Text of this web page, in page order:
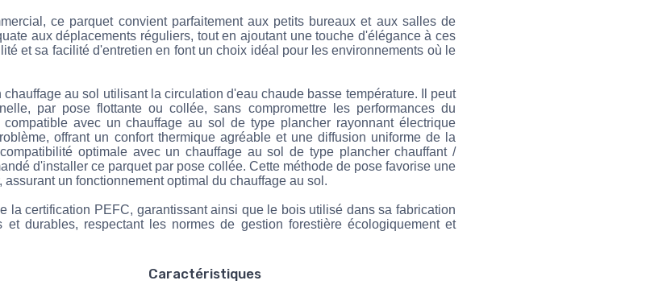
ce parquet convient parfaitement aux petits bureaux et aux salles de
aux déplacements réguliers, tout en ajoutant une touche d'élégance à ces
et sa facilité d'entretien en font un choix idéal pour les environnements où le
au sol utilisant la circulation d'eau chaude basse température. Il peut
par pose flottante ou collée, sans compromettre les performances du
avec un chauffage au sol de type plancher rayonnant électrique
offrant un confort thermique agréable et une diffusion uniforme de la
optimale avec un chauffage au sol de type plancher chauffant /
d'installer ce parquet par pose collée. Cette méthode de pose favorise une
un fonctionnement optimal du chauffage au sol.
la certification PEFC, garantissant ainsi que le bois utilisé dans sa fabrication
et durables, respectant les normes de gestion forestière écologiquement et
Caractéristiques